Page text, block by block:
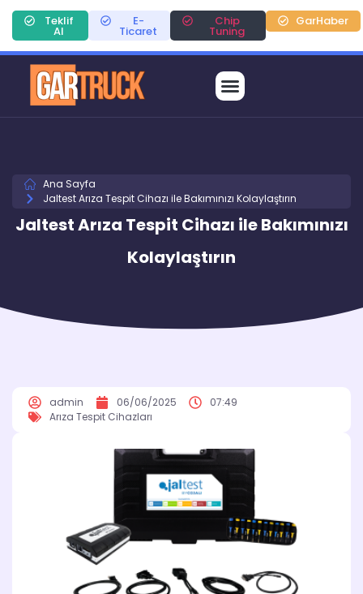
Teklif
Al
E-
Ticaret
Chip
Tuning
GarHaber
Ana Sayfa
Jaltest Arıza Tespit Cihazı ile Bakımınızı Kolaylaştırın
Jaltest Arıza Tespit Cihazı ile Bakımınızı
Kolaylaştırın
admin 06/06/2025
07:49
Arıza Tespit Cihazları